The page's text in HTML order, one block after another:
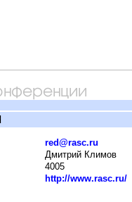
red@rasc.ru
Дмитрий Климов
4005
http://www.rasc.ru/